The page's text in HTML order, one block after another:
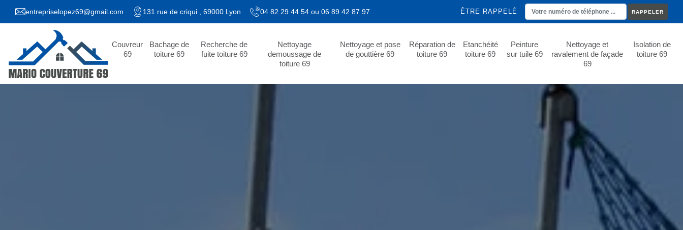
entrepriselopez69@gmail.com 131 rue de criqui , 69000 Lyon 04 82 29 44 54 ou 06 89 42 87 97 ÊTRE RAPPELÉ
Couvreur
69
Bachage de
toiture 69
Recherche de
fuite toiture 69
Nettoyage
demoussage de
toiture 69
Nettoyage et pose
de gouttière 69
Réparation de
toiture 69
Etanchéité
toiture 69
Peinture
sur tuile 69
Nettoyage et
ravalement de façade
69
Isolation de
toiture 69